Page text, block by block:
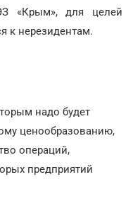
«Крым», для целей
к нерезидентам.
надо будет
ценообразованию,
операций,
предприятий